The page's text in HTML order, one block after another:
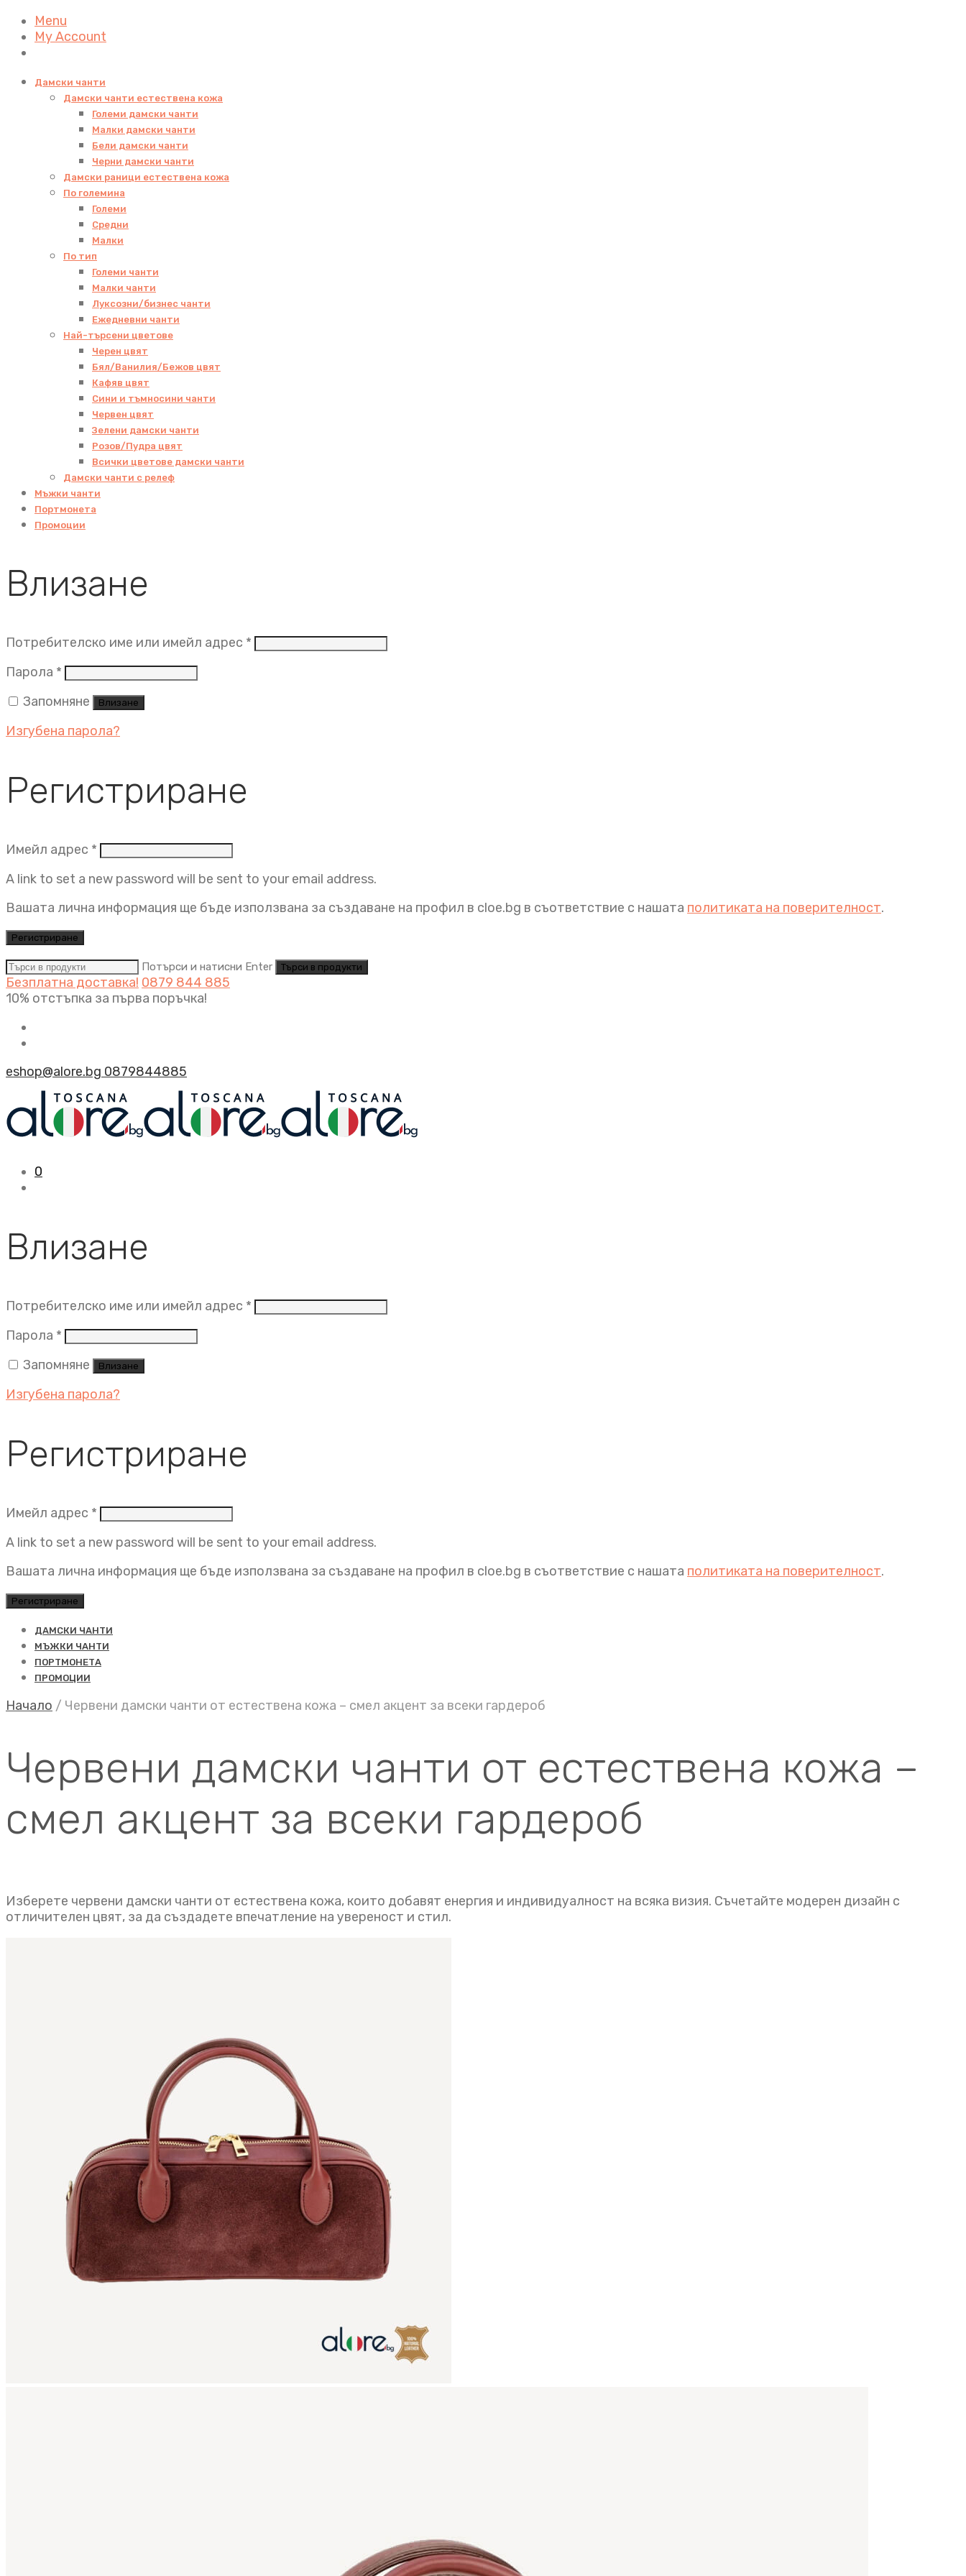
Menu
My Account
Дамски чанти
Дамски чанти естествена кожа
Големи дамски чанти
Малки дамски чанти
Бели дамски чанти
Черни дамски чанти
Дамски раници естествена кожа
По големина
Големи
Средни
Малки
По тип
Големи чанти
Малки чанти
Луксозни/бизнес чанти
Ежедневни чанти
Най-търсени цветове
Черен цвят
Бял/Ванилия/Бежов цвят
Кафяв цвят
Сини и тъмносини чанти
Червен цвят
Зелени дамски чанти
Розов/Пудра цвят
Всички цветове дамски чанти
Дамски чанти с релеф
Мъжки чанти
Портмонета
Промоции
Влизане
Потребителско име или имейл адрес * Задължително
Парола * Задължително
Запомняне
Влизане
Изгубена парола?
Регистриране
Имейл адрес * Задължително
A link to set a new password will be sent to your email address.
Вашата лична информация ще бъде използвана за създаване на профил в cloe.bg в съответствие с нашата политиката на поверителност.
Регистриране
Потърси и натисни Enter
Безплатна доставка! 0879 844 885
10% отстъпка за първа поръчка!
eshop@alore.bg 0879844885
0
Влизане
Потребителско име или имейл адрес * Задължително
Парола * Задължително
Запомняне
Влизане
Изгубена парола?
Регистриране
Имейл адрес * Задължително
A link to set a new password will be sent to your email address.
Вашата лична информация ще бъде използвана за създаване на профил в cloe.bg в съответствие с нашата политиката на поверителност.
Регистриране
ДАМСКИ ЧАНТИ
МЪЖКИ ЧАНТИ
ПОРТМОНЕТА
ПРОМОЦИИ
Начало / Червени дамски чанти от естествена кожа – смел акцент за всеки гардероб
Червени дамски чанти от естествена кожа –
смел акцент за всеки гардероб
Изберете червени дамски чанти от естествена кожа, които добавят енергия и индивидуалност на всяка визия. Съчетайте модерен дизайн с
отличителен цвят, за да създадете впечатление на увереност и стил.